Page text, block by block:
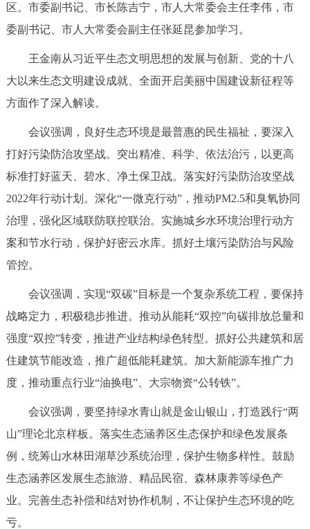
中介服务 阳光政务
12345网上接诉即办 我要咨询 我要建议
参与调查 在线访谈 图说互动
走进北京
北京概况 十六区概览 人文北京
绿色北京 图说北京 视频北京
多语种
한국어
ESPAÑOL العربية PORTUGUÊS
ITALIANO
回到顶部
区。市委副书记、市长陈吉宁，市人大常委会主任李伟，市
委副书记、市人大常委会副主任张延昆参加学习。
王金南从习近平生态文明思想的发展与创新、党的十八
大以来生态文明建设成就、全面开启美丽中国建设新征程等
方面作了深入解读。
会议强调，良好生态环境是最普惠的民生福祉，要深入
打好污染防治攻坚战。突出精准、科学、依法治污，以更高
标准打好蓝天、碧水、净土保卫战。落实好污染防治攻坚战
2022年行动计划。深化“一微克行动”，推动PM2.5和臭氧协同
治理，强化区域联防联控联治。实施城乡水环境治理行动方
案和节水行动，保护好密云水库。抓好土壤污染防治与风险
管控。
会议强调，实现“双碳”目标是一个复杂系统工程，要保持
战略定力，积极稳步推进。推动从能耗“双控”向碳排放总量和
强度“双控”转变，推进产业结构绿色转型。抓好公共建筑和居
住建筑节能改造，推广超低能耗建筑。加大新能源车推广力
度，推动重点行业“油换电”、大宗物资“公转铁”。
会议强调，要坚持绿水青山就是金山银山，打造践行“两
山”理论北京样板。落实生态涵养区生态保护和绿色发展条
例，统筹山水林田湖草沙系统治理，保护生物多样性。鼓励
生态涵养区发展生态旅游、精品民宿、森林康养等绿色产
业。完善生态补偿和结对协作机制，不让保护生态环境的吃
亏。